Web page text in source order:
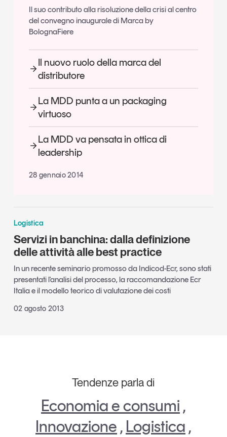
Il suo contributo alla risoluzione della crisi al centro
del convegno inaugurale di Marca by
BolognaFiere
Il nuovo ruolo della marca del
distributore
La MDD punta a un packaging
virtuoso
La MDD va pensata in ottica di
leadership
28 gennaio 2014
Logistica
Servizi in banchina: dalla definizione
delle attività alle best practice
In un recente seminario promosso da Indicod-Ecr, sono stati
presentati l'analisi del processo, la raccomandazione Ecr
Italia e il modello teorico di valutazione dei costi
02 agosto 2013
Tendenze parla di
Economia e consumi ,
Innovazione , Logistica ,